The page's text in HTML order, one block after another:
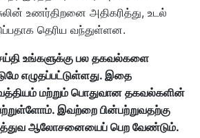
உணர்திறனை அதிகரித்து, உடல்
தெரிய வந்துள்ளன.
உங்களுக்கு பல தகவல்களை
எழுதப்பட்டுள்ளது. இதை
மற்றும் பொதுவான தகவல்களின்
இவற்றை பின்பற்றுவதற்கு
ஆலோசனையைப் பெற வேண்டும்.